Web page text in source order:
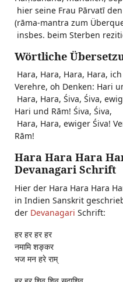
hier seine Frau Pārvatī
(rāma-mantra zum
insbes. beim Sterben
Wörtliche
Hara, Hara, Hara, Hara,
Verehre, oh Denken: Hari
Hara, Hara, Śiva, Śiva,
Hari und Rām! Śiva, Śiva,
Hara, Hara, ewiger Śiva!
Rām!
Hara Hara Hara
Devanagari Schrift
Hier der Hara Hara Hara
in Indien Sanskrit
der Devanagari Schrift:
हर हर हर हर
नमामि शङ्कर
भज मन हरे राम्